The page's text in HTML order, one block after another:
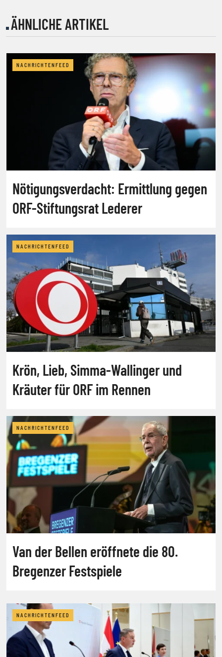
ÄHNLICHE ARTIKEL
NACHRICHTENFEED
Nötigungsverdacht: Ermittlung gegen
ORF-Stiftungsrat Lederer
NACHRICHTENFEED
Krön, Lieb, Simma-Wallinger und
Kräuter für ORF im Rennen
NACHRICHTENFEED
Van der Bellen eröffnete die 80.
Bregenzer Festspiele
NACHRICHTENFEED